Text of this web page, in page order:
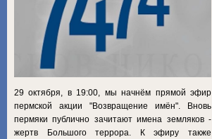
29 октября, в 19:00, мы начнём прямой эфир
пермской акции "Возвращение имён". Вновь
пермяки публично зачитают имена земляков -
жертв Большого террора. К эфиру также